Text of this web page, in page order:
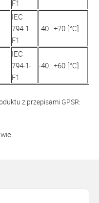
F1
IEC
794-1-
F1
-40…+70 [°C]
IEC
794-1-
F1
-40…+60 [°C]
z przepisami GPSR: